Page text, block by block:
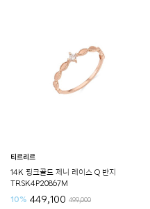
티르리르
14K 핑크골드 제니 레이스 Q 반지
TRSK4P20867M
10% 449,100 499,000